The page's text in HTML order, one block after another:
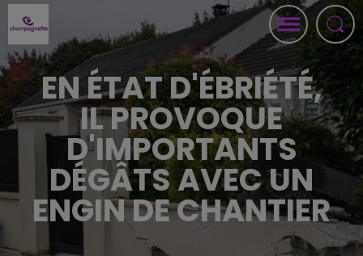
EN ÉTAT D'ÉBRIÉTÉ,
IL PROVOQUE
D'IMPORTANTS
DÉGÂTS AVEC UN
ENGIN DE CHANTIER